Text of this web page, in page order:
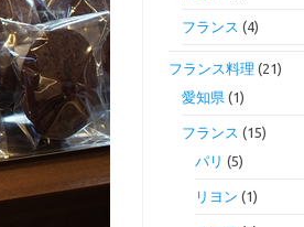
フランス (4)
フランス料理 (21)
愛知県(1)
フランス (15)
パリ (5)
リヨン (1)